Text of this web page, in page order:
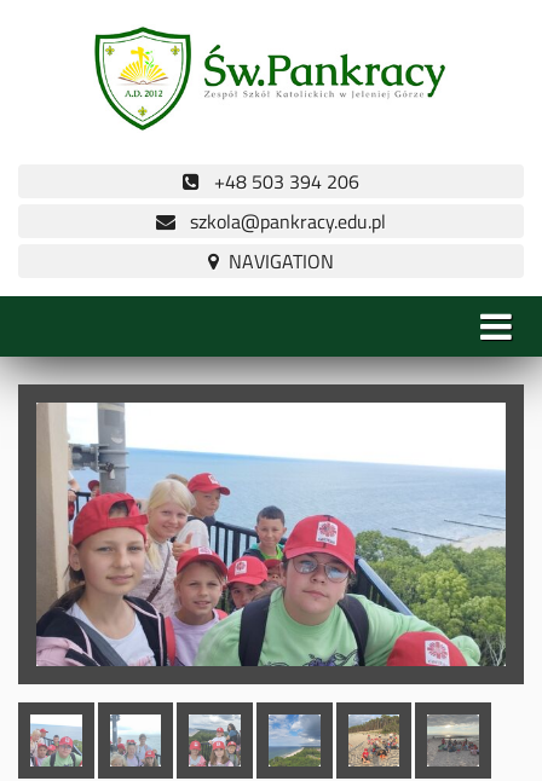
+48 503 394 206
szkola@pankracy.edu.pl